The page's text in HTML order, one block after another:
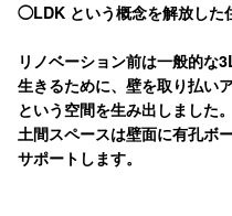
◯LDK という概念を解放した
リノベーション前は一般的な
生きるために、壁を取り払い
という空間を生み出しました。
土間スペースは壁面に有孔ボ
サポートします。